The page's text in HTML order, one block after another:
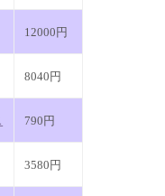
12000円
8040円
790円
3580円